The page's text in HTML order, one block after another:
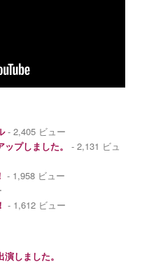
- 2,405 ビュー
プしました。
- 2,131 ビュ
- 1,958 ビュー
- 1,612 ビュー
しました。